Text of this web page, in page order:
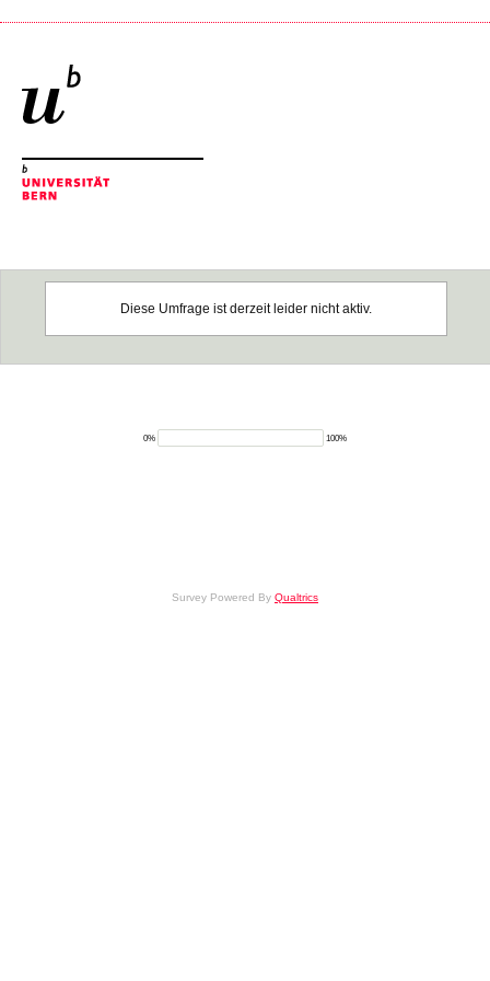
Diese Umfrage ist derzeit leider nicht aktiv.
0% 100%
Survey Powered By Qualtrics